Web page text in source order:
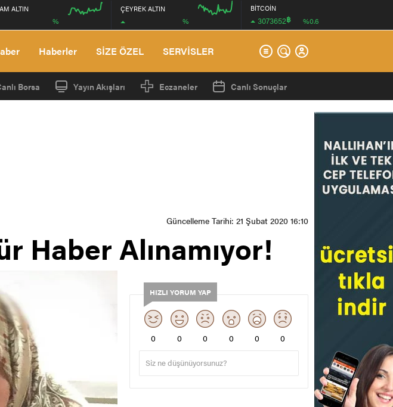
ALTIN
%
ÇEYREK ALTIN
%
BİTCOİN
3073652฿ %0.6
Haberler SİZE ÖZEL SERVİSLER
Borsa Yayın Akışları Eczaneler Canlı Sonuçlar
Güncelleme Tarihi: 21 Şubat 2020 16:10
Haber Alınamıyor!
HIZLI YORUM YAP
0 0 0 0 0 0